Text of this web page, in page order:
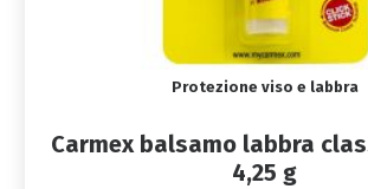
Protezione viso e labbra
Carmex balsamo labbra
4,25 g